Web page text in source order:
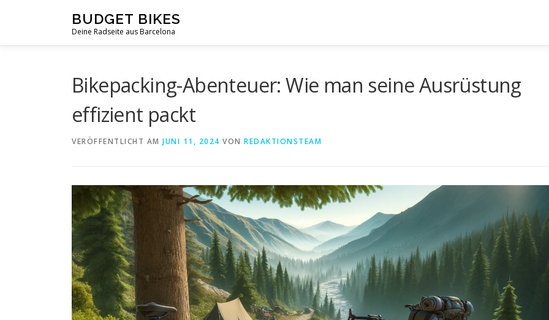
BUDGET BIKES
Deine Radseite aus Barcelona
Bikepacking-Abenteuer: Wie man seine Ausrüstung
effizient packt
VERÖFFENTLICHT AM JUNI 11, 2024 VON REDAKTIONSTEAM